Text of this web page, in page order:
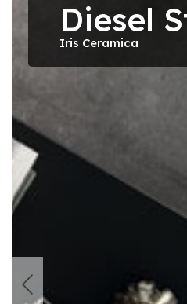
Diesel
Iris Ceramica